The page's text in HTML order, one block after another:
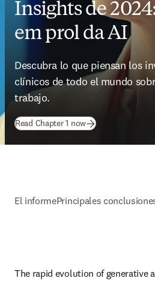
Insights de
em prol da AI
Descubra lo que piensan los
clínicos de todo el mundo
trabajo.
Read Chapter 1 now(se abre en una
El informePrincipales
The rapid evolution of generative